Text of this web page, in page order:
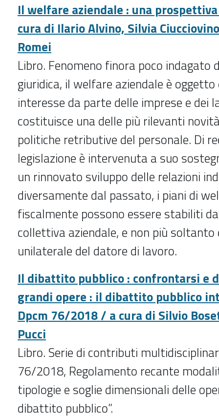
Il welfare aziendale : una
cura di Ilario Alvino, Silvia
Romei
Libro. Fenomeno finora poco indagato
giuridica, il welfare aziendale è
interesse da parte delle imprese e dei
costituisce una delle più rilevanti
politiche retributive del personale. Di
legislazione è intervenuta a suo
un rinnovato sviluppo delle relazioni
diversamente dal passato, i piani di
fiscalmente possono essere stabiliti
collettiva aziendale, e non più soltanto
unilaterale del datore di lavoro.
Il dibattito pubblico : confrontarsi e
grandi opere : il dibattito pubblico
Dpcm 76/2018 / a cura di Silvio
Pucci
Libro. Serie di contributi
76/2018, Regolamento recante
tipologie e soglie dimensionali delle
dibattito pubblico”.